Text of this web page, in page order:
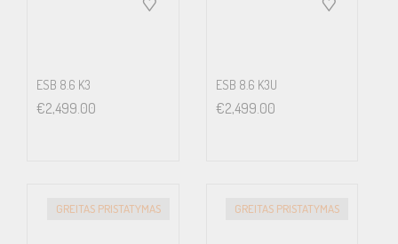
ESB 8.6 K3
€2,499.00
ESB 8.6 K3U
€2,499.00
GREITAS PRISTATYMAS GREITAS PRISTATYMAS